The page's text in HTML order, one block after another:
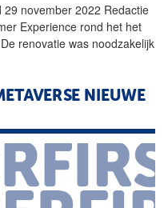
november 2022 Redactie
Experience rond het het
renovatie was noodzakelijk
NIEUWE